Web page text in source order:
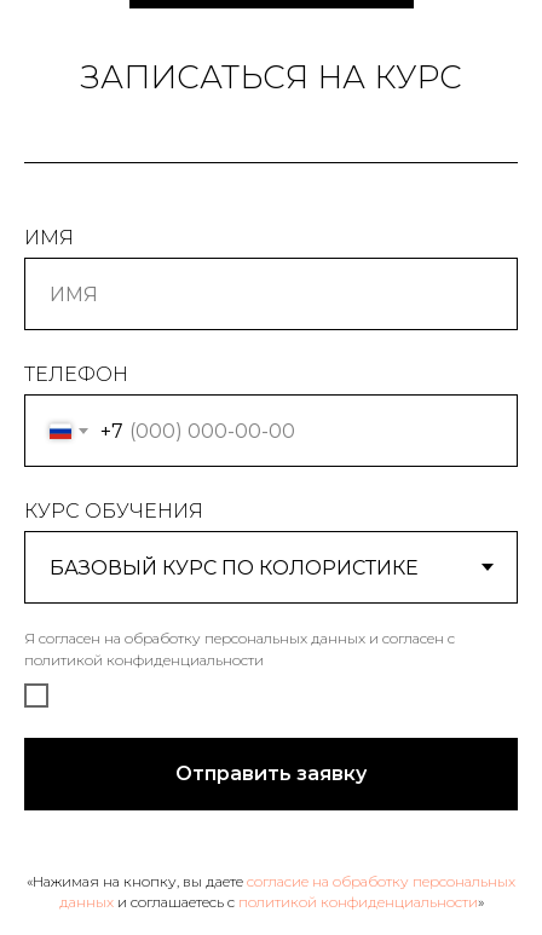
ЗАПИСАТЬСЯ НА КУРС
ИМЯ
ТЕЛЕФОН
+7
Я согласен на обработку персональных данных и согласен c
политикой конфиденциальности
КУРС ОБУЧЕНИЯ
Отправить заявку
«Нажимая на кнопку, вы даете согласие на обработку персональных
данныхи соглашаетесь c политикой конфиденциальности»